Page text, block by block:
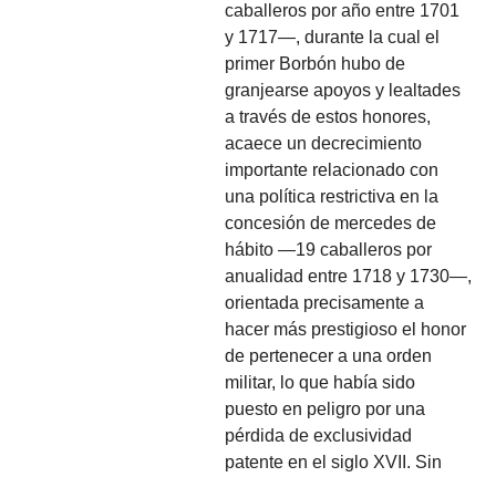
caballeros por año entre 1701
y 1717—, durante la cual el
primer Borbón hubo de
granjearse apoyos y lealtades
a través de estos honores,
acaece un decrecimiento
importante relacionado con
una política restrictiva en la
concesión de mercedes de
hábito —19 caballeros por
anualidad entre 1718 y 1730—,
orientada precisamente a
hacer más prestigioso el honor
de pertenecer a una orden
militar, lo que había sido
puesto en peligro por una
pérdida de exclusividad
patente en el siglo XVII. Sin